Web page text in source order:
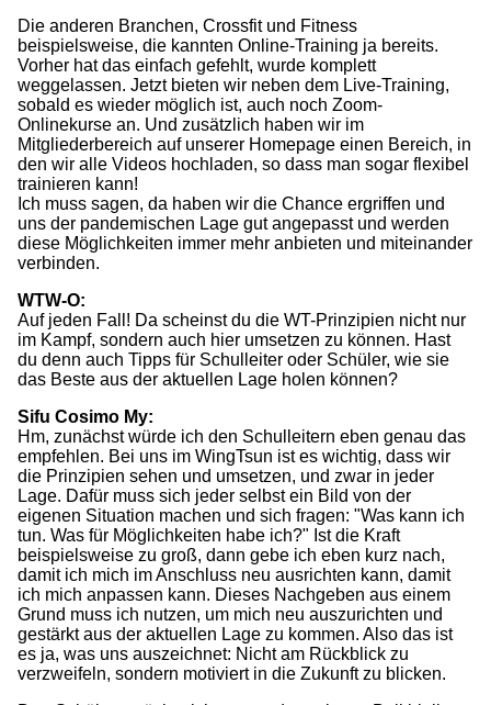
Die anderen Branchen, Crossfit und Fitness
beispielsweise, die kannten Online-Training ja bereits.
Vorher hat das einfach gefehlt, wurde komplett
weggelassen. Jetzt bieten wir neben dem Live-Training,
sobald es wieder möglich ist, auch noch Zoom-
Onlinekurse an. Und zusätzlich haben wir im
Mitgliederbereich auf unserer Homepage einen Bereich, in
den wir alle Videos hochladen, so dass man sogar flexibel
trainieren kann!
Ich muss sagen, da haben wir die Chance ergriffen und
uns der pandemischen Lage gut angepasst und werden
diese Möglichkeiten immer mehr anbieten und miteinander
verbinden.
WTW-O:
Auf jeden Fall! Da scheinst du die WT-Prinzipien nicht nur
im Kampf, sondern auch hier umsetzen zu können. Hast
du denn auch Tipps für Schulleiter oder Schüler, wie sie
das Beste aus der aktuellen Lage holen können?
Sifu Cosimo My:
Hm, zunächst würde ich den Schulleitern eben genau das
empfehlen. Bei uns im WingTsun ist es wichtig, dass wir
die Prinzipien sehen und umsetzen, und zwar in jeder
Lage. Dafür muss sich jeder selbst ein Bild von der
eigenen Situation machen und sich fragen: "Was kann ich
tun. Was für Möglichkeiten habe ich?" Ist die Kraft
beispielsweise zu groß, dann gebe ich eben kurz nach,
damit ich mich im Anschluss neu ausrichten kann, damit
ich mich anpassen kann. Dieses Nachgeben aus einem
Grund muss ich nutzen, um mich neu auszurichten und
gestärkt aus der aktuellen Lage zu kommen. Also das ist
es ja, was uns auszeichnet: Nicht am Rückblick zu
verzweifeln, sondern motiviert in die Zukunft zu blicken.